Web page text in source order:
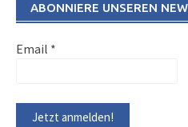
ABONNIERE UNSEREN
Email *